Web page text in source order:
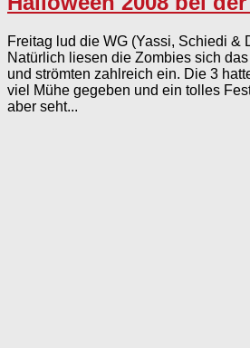
Freitag lud die WG (Yassi, Schiedi &
Natürlich liesen die Zombies sich
und strömten zahlreich ein. Die 3
viel Mühe gegeben und ein tolles
aber seht...